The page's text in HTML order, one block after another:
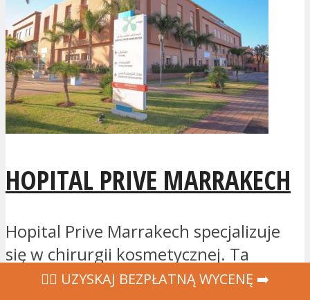
HOPITAL PRIVE MARRAKECH
Hopital Prive Marrakech specjalizuje
się w chirurgii kosmetycznej. Ta
certyfikowana klinika, założona w 1980
‍👩‍⚕ UZYSKAJ BEZPŁATNĄ WYCENĘ ➡️